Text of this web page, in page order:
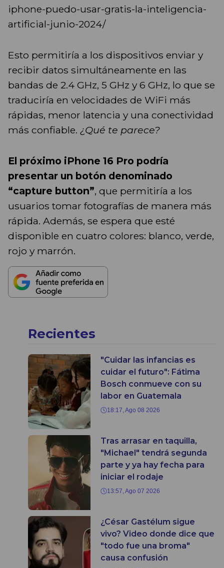
iphone-puedo-usar-gratis-la-inteligencia-
artificial-junio-2024/
Esto permitiría a los dispositivos enviar y
recibir datos simultáneamente en las
bandas de 2.4 GHz, 5 GHz y 6 GHz, lo que se
traduciría en velocidades de WiFi más
rápidas, menor latencia y una conectividad
más confiable. ¿Qué te parece?
El próximo iPhone 16 Pro podría
presentar un botón denominado
“capture button”, que permitiría a los
usuarios tomar fotografías de manera más
rápida. Además, se espera que esté
disponible en cuatro colores: blanco, verde,
rojo y marrón.
Recientes
"Cuidar las infancias es
cuidar el futuro": Fátima
Bosch conmueve con su
labor en Guatemala
18:17, Ago 08 2026
Tras arrasar en taquilla,
"Michael" tendrá segunda
parte y ya hay fecha para
iniciar el rodaje
13:57, Ago 07 2026
¿César Gastélum sigue
vivo? Video donde dice que
"todo fue una broma"
causa confusión